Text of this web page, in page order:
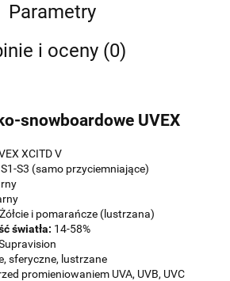
Parametry
i oceny (0)
snowboardowe UVEX
XCITD V
S1-S3 (samo przyciemniające)
Żółcie i pomarańcze (lustrzana)
światła: 14-58%
sferyczne, lustrzane
promieniowaniem UVA, UVB, UVC